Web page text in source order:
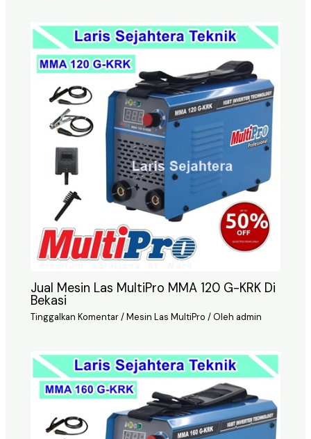
Jual Mesin Las MultiPro MMA 120 G-KRK Di
Bekasi
Tinggalkan Komentar/Mesin Las MultiPro / Oleh admin